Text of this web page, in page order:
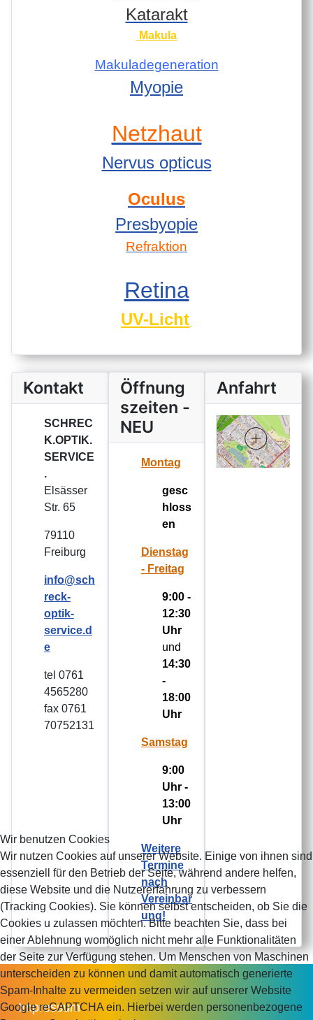
Katarakt
Makula
Makuladegeneration
Myopie
Netzhaut
Nervus opticus
Oculus
Presbyopie
Refraktion
Retina
UV-Licht
Kontakt
SCHREC
K.OPTIK.
SERVICE
.
Elsässer
Str. 65
79110
Freiburg
info@sch
reck-
optik-
service.d
e
tel 0761
4565280
fax 0761
70752131
Öffnung
szeiten -
NEU
Montag
gesc
hloss
en
Dienstag
- Freitag
9:00 -
12:30
Uhr
und
14:30
-
18:00
Uhr
Samstag
9:00
Uhr -
13:00
Uhr
Weitere
Termine
nach
Vereinbar
ung!
Anfahrt
Impressum
Wir benutzen Cookies
Wir nutzen Cookies auf unserer Website. Einige von ihnen sind
essenziell für den Betrieb der Seite, während andere helfen,
diese Website und die Nutzererfahrung zu verbessern
(Tracking Cookies). Sie können selbst entscheiden, ob Sie die
Cookies u zulassen möchten. Bitte beachten Sie, dass bei
einer Ablehnung womöglich nicht mehr alle Funktionalitäten
der Seite zur Verfügung stehen. Um Menschen von Maschinen
unterscheiden zu können und damit automatisch generierte
Spam-Inhalte zu vermeiden setzen wir auf unserer Website
Google reCAPTCHA ein. Hierbei werden personenbezogene